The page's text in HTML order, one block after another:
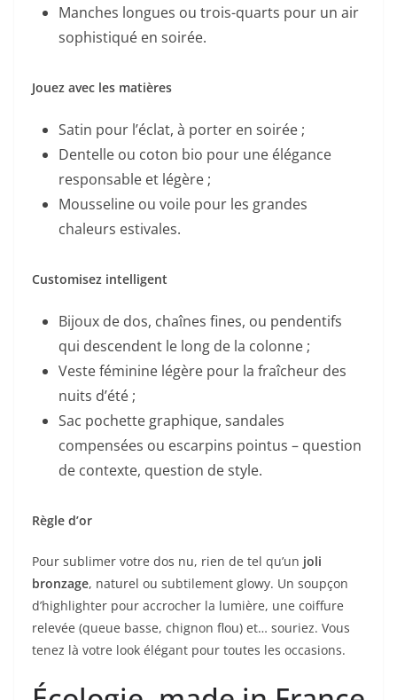
Manches longues ou trois-quarts pour un air
sophistiqué en soirée.
Jouez avec les matières
Satin pour l’éclat, à porter en soirée ;
Dentelle ou coton bio pour une élégance
responsable et légère ;
Mousseline ou voile pour les grandes
chaleurs estivales.
Customisez intelligent
Bijoux de dos, chaînes fines, ou pendentifs
qui descendent le long de la colonne ;
Veste féminine légère pour la fraîcheur des
nuits d’été ;
Sac pochette graphique, sandales
compensées ou escarpins pointus – question
de contexte, question de style.
Règle d’or
Pour sublimer votre dos nu, rien de tel qu’un joli
bronzage, naturel ou subtilement glowy. Un soupçon
d’highlighter pour accrocher la lumière, une coiffure
relevée (queue basse, chignon flou) et… souriez. Vous
tenez là votre look élégant pour toutes les occasions.